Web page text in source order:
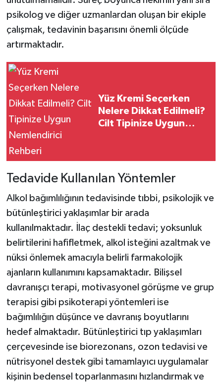
psikolog ve diğer uzmanlardan oluşan bir ekiple
çalışmak, tedavinin başarısını önemli ölçüde
artırmaktadır.
Yüz Kremi Seçerken
Nelere Dikkat Edilmeli?
Cilt Tipinize Uygun
Tedavide Kullanılan Yöntemler
Alkol bağımlılığının tedavisinde tıbbi, psikolojik ve
bütünleştirici yaklaşımlar bir arada
kullanılmaktadır. İlaç destekli tedavi; yoksunluk
belirtilerini hafifletmek, alkol isteğini azaltmak ve
nüksi önlemek amacıyla belirli farmakolojik
ajanların kullanımını kapsamaktadır. Bilişsel
davranışçı terapi, motivasyonel görüşme ve grup
terapisi gibi psikoterapi yöntemleri ise
bağımlılığın düşünce ve davranış boyutlarını
hedef almaktadır. Bütünleştirici tıp yaklaşımları
çerçevesinde ise biorezonans, ozon tedavisi ve
nütrisyonel destek gibi tamamlayıcı uygulamalar
kişinin bedensel toparlanmasını hızlandırmak ve